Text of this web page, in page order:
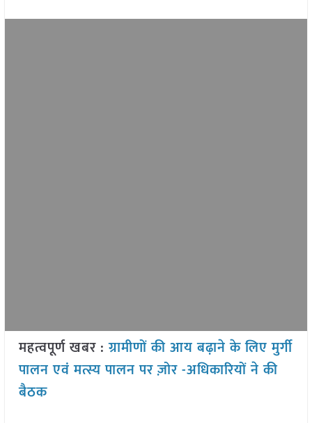
महत्वपूर्ण खबर :ग्रामीणों की आय बढ़ाने के लिए मुर्गी
पालन एवं मत्स्य पालन पर ज़ोर -अधिकारियों ने की
बैठक